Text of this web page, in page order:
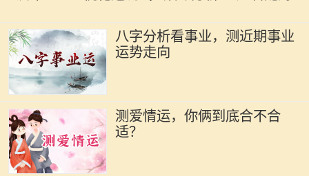
八字分析看事业，测近期事业
运势走向
测爱情运，你俩到底合不合
适？